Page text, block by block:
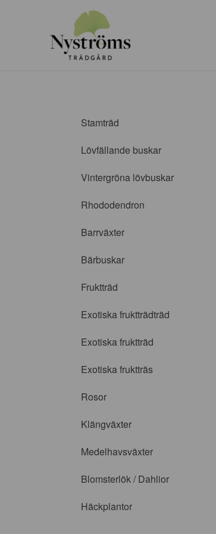
Stamträd
Lövfällande buskar
Vintergröna lövbuskar
Rhododendron
Barrväxter
Bärbuskar
Fruktträd
Exotiska fruktträdträd
Exotiska fruktträd
Exotiska fruktträs
Rosor
Klängväxter
Medelhavsväxter
Blomsterlök / Dahlior
Häckplantor